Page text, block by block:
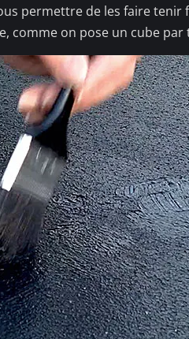
permettre de les faire
comme on pose un cube par